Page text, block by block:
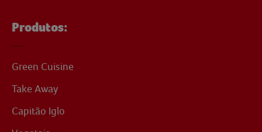
Produtos:
Green Cuisine
Take Away
Capitão Iglo